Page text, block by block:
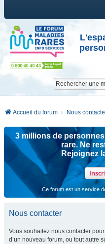
Accueil du forum Nous
3 millions de
rare. Ne
Rejoignez
Ce forum est un service
Nous contacter
Vous souhaitez nous contacter
d’un nouveau forum, ou tout autre